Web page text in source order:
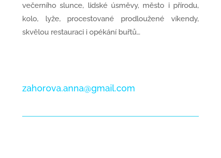
večerního slunce, lidské úsměvy, město i přírodu,
kolo, lyže, procestované prodloužené víkendy,
skvělou restauraci i opékání buřtů…
zahorova.anna@gmail.com